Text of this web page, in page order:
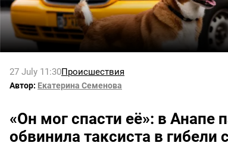
27 July 11:30Происшествия
Автор: Екатерина Семенова
«Он мог спасти её»: в Анапе
обвинила таксиста в гибели